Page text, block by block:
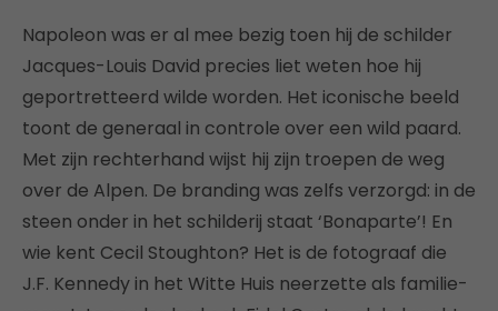
Napoleon was er al mee bezig toen hij de schilder
Jacques-Louis David precies liet weten hoe hij
geportretteerd wilde worden. Het iconische beeld
toont de generaal in controle over een wild paard.
Met zijn rechterhand wijst hij zijn troepen de weg
over de Alpen. De branding was zelfs verzorgd: in de
steen onder in het schilderij staat ‘Bonaparte’! En
wie kent Cecil Stoughton? Het is de fotograaf die
J.F. Kennedy in het Witte Huis neerzette als familie-